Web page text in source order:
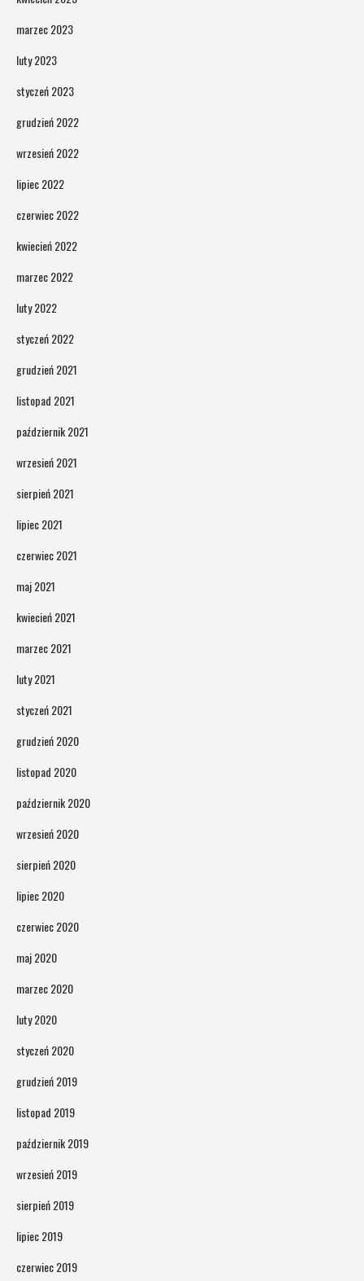
marzec 2023
luty 2023
styczeń 2023
grudzień 2022
wrzesień 2022
lipiec 2022
czerwiec 2022
kwiecień 2022
marzec 2022
luty 2022
styczeń 2022
grudzień 2021
listopad 2021
październik 2021
wrzesień 2021
sierpień 2021
lipiec 2021
czerwiec 2021
maj 2021
kwiecień 2021
marzec 2021
luty 2021
styczeń 2021
grudzień 2020
listopad 2020
październik 2020
wrzesień 2020
sierpień 2020
lipiec 2020
czerwiec 2020
maj 2020
marzec 2020
luty 2020
styczeń 2020
grudzień 2019
listopad 2019
październik 2019
wrzesień 2019
sierpień 2019
lipiec 2019
czerwiec 2019